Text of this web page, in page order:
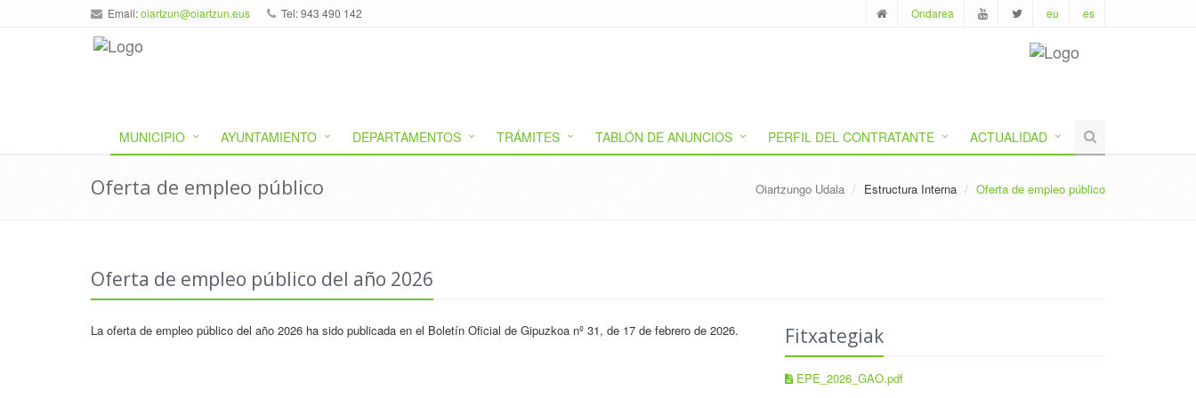
Email:oiartzun@oiartzun.eus Tel: 943 490 142 Ondarea eu es
MUNICIPIO AYUNTAMIENTO DEPARTAMENTOS TRÁMITES TABLÓN DE ANUNCIOS PERFIL DEL CONTRATANTE ACTUALIDAD
Oferta de empleo público Oiartzungo Udala Estructura Interna Oferta de empleo público
Oferta de empleo público del año 2026
La oferta de empleo público del año 2026 ha sido publicada en el Boletín Oficial de Gipuzkoa nº 31, de 17 de febrero de 2026. Fitxategiak
EPE_2026_GAO.pdf